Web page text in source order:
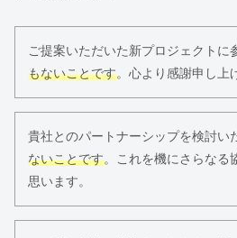
ご提案いただいた新プロジェクトに
もないことです。心より感謝申し上
貴社とのパートナーシップを検討い
ないことです。これを機にさらなる
思います。